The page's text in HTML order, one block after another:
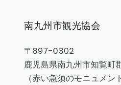
南九州市観光協会
〒897-0302
鹿児島県南九州市知覧町
（赤い急須のモニュメン